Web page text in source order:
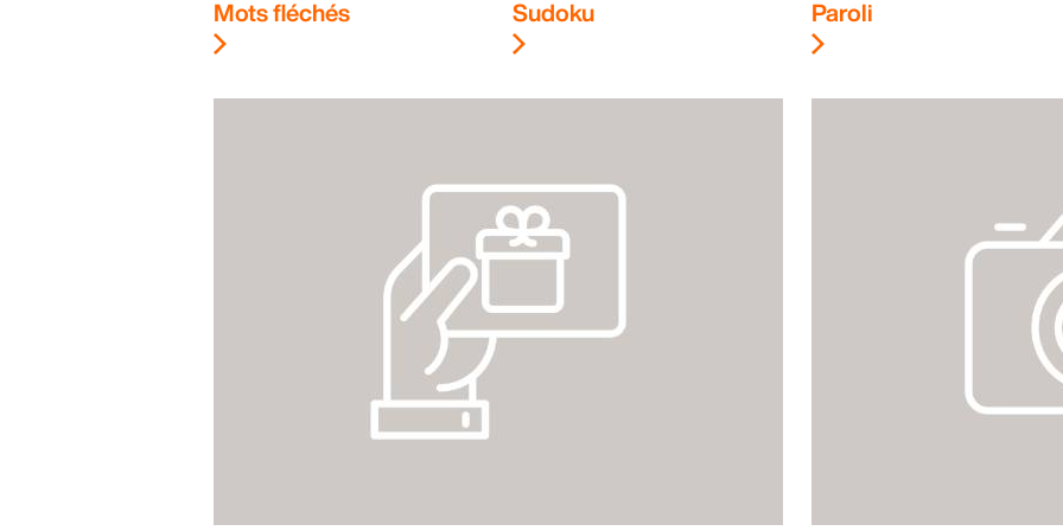
Mots fléchés Sudoku Paroli